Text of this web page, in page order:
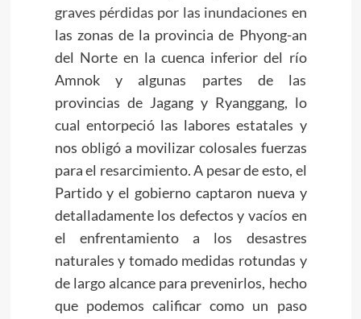
graves pérdidas por las inundaciones en
las zonas de la provincia de Phyong-an
del Norte en la cuenca inferior del río
Amnok y algunas partes de las
provincias de Jagang y Ryanggang, lo
cual entorpeció las labores estatales y
nos obligó a movilizar colosales fuerzas
para el resarcimiento. A pesar de esto, el
Partido y el gobierno captaron nueva y
detalladamente los defectos y vacíos en
el enfrentamiento a los desastres
naturales y tomado medidas rotundas y
de largo alcance para prevenirlos, hecho
que podemos calificar como un paso